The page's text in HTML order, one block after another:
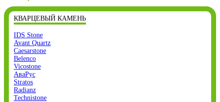
КВАРЦЕВЫЙ КАМЕНЬ
IDS Stone
Avant Quartz
Caesarstone
Belenco
Vicostone
АваРус
Stratos
Radianz
Technistone